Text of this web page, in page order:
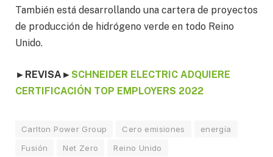
También está desarrollando una cartera de proyectos
de producción de hidrógeno verde en todo Reino
Unido.
► REVISA ►SCHNEIDER ELECTRIC ADQUIERE
CERTIFICACIÓN TOP EMPLOYERS 2022
Carlton Power Group Cero emisiones
energía
Fusión
Net Zero Reino Unido